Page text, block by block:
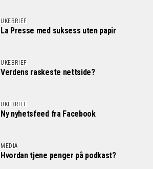
UKEBRIEF
La Presse med suksess uten papir
UKEBRIEF
Verdens raskeste nettside?
UKEBRIEF
Ny nyhetsfeed fra Facebook
MEDIA
Hvordan tjene penger på podkast?